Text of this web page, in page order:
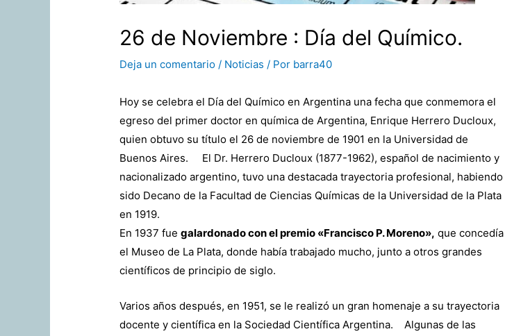
26 de Noviembre : Día del Químico.
Deja un comentario / Noticias / Por barra40
Hoy se celebra el Día del Químico en Argentina una fecha que conmemora el
egreso del primer doctor en química de Argentina, Enrique Herrero Ducloux,
quien obtuvo su título el 26 de noviembre de 1901 en la Universidad de
Buenos Aires. El Dr. Herrero Ducloux (1877-1962), español de nacimiento y
nacionalizado argentino, tuvo una destacada trayectoria profesional, habiendo
sido Decano de la Facultad de Ciencias Químicas de la Universidad de la Plata
en 1919.
En 1937 fuegalardonado con el premio «Francisco P. Moreno», que concedía
el Museo de La Plata, donde había trabajado mucho, junto a otros grandes
científicos de principio de siglo.
Varios años después, en 1951, se le realizó un gran homenaje a su trayectoria
docente y científica en la Sociedad Científica Argentina. Algunas de las